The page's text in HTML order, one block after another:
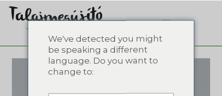
We've detected you might
be speaking a different
language. Do you want to
change to: